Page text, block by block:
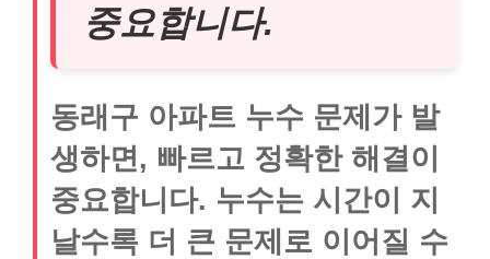
중요합니다.
동래구 아파트 누수 문제가 발
생하면, 빠르고 정확한 해결이
중요합니다. 누수는 시간이 지
날수록 더 큰 문제로 이어질 수